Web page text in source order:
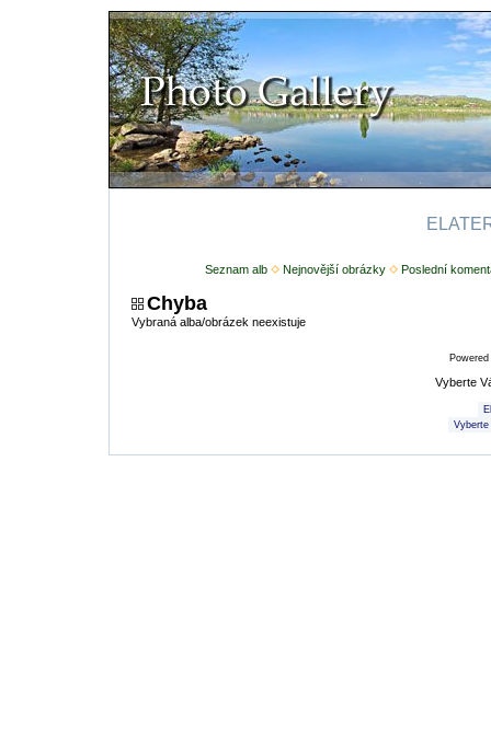
Seznam alb Nejnovější obrázky Poslední
Chyba
Vybraná alba/obrázek neexistuje
Vyberte